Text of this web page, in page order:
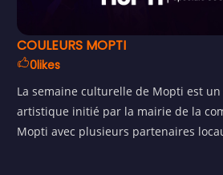
COULEURS MOPTI
0likes
La semaine culturelle de Mopti est
artistique initié par la mairie de la
Mopti avec plusieurs partenaires